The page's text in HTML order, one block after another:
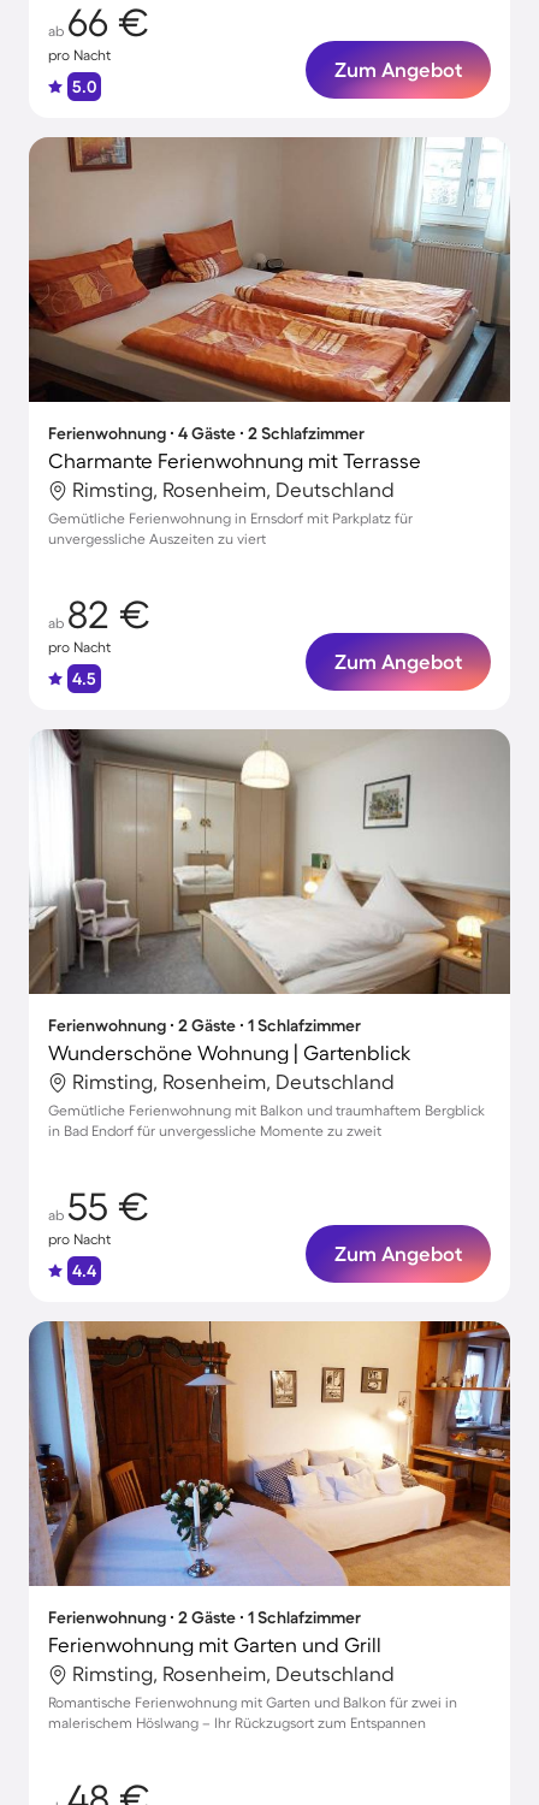
ab 66 €
pro Nacht
5.0
Zum Angebot
Ferienwohnung ∙ 4 Gäste ∙ 2 Schlafzimmer
Charmante Ferienwohnung mit Terrasse
Rimsting, Rosenheim, Deutschland
Gemütliche Ferienwohnung in Ernsdorf mit Parkplatz für
unvergessliche Auszeiten zu viert
ab 82 €
pro Nacht
4.5
Zum Angebot
Ferienwohnung ∙ 2 Gäste ∙ 1 Schlafzimmer
Wunderschöne Wohnung | Gartenblick
Rimsting, Rosenheim, Deutschland
Gemütliche Ferienwohnung mit Balkon und traumhaftem Bergblick
in Bad Endorf für unvergessliche Momente zu zweit
ab 55 €
pro Nacht
4.4
Zum Angebot
Ferienwohnung ∙ 2 Gäste ∙ 1 Schlafzimmer
Ferienwohnung mit Garten und Grill
Rimsting, Rosenheim, Deutschland
Romantische Ferienwohnung mit Garten und Balkon für zwei in
malerischem Höslwang – Ihr Rückzugsort zum Entspannen